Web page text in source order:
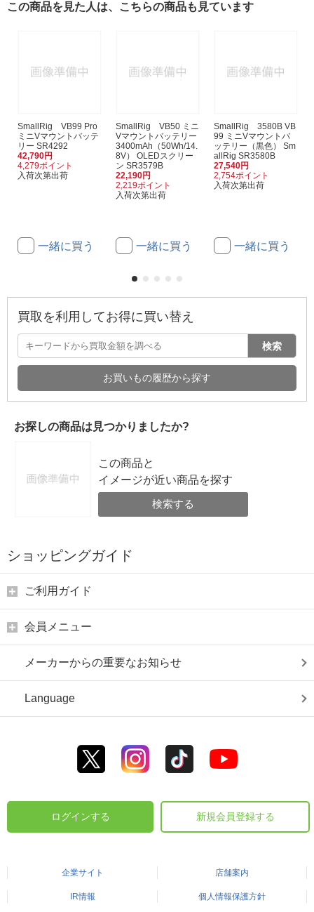
この商品を見た人は、こちらの商品も見ています
SmallRig VB99 Pro
ミニVマウントバッテ
リー SR4292
42,790円
4,279ポイント
入荷次第出荷
一緒に買う
SmallRig VB50 ミニ
Vマウントバッテリー
3400mAh（50Wh/14.
8V） OLEDスクリー
ン SR3579B
22,190円
2,219ポイント
入荷次第出荷
一緒に買う
SmallRig 3580B VB
99 ミニVマウントバ
ッテリー（黒色） Sm
allRig SR3580B
27,540円
2,754ポイント
入荷次第出荷
一緒に買う
買取を利用してお得に買い替え
検索
お買いもの履歴から探す
お探しの商品は見つかりましたか?
この商品と
イメージが近い商品を探す
検索する
ショッピングガイド
ご利用ガイド
会員メニュー
メーカーからの重要なお知らせ
Language
ログインする 新規会員登録する
企業サイト 店舗案内
IR情報 個人情報保護方針